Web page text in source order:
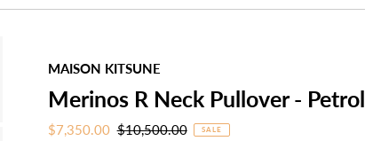
MAISON KITSUNE
Merinos R Neck Pullover - Petrol
Sale
$7,350.00 Regular
$10,500.00 SALE